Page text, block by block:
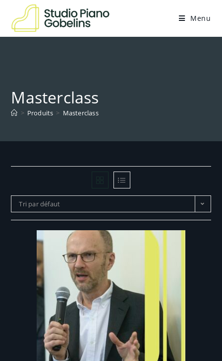
Menu
Masterclass
> Produits > Masterclass
Tri par défaut